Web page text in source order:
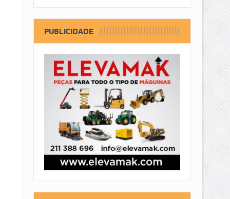
PUBLICIDADE